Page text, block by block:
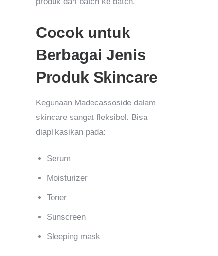
Cocok untuk
Berbagai Jenis
Produk Skincare
Kegunaan Madecassoside dalam
skincare sangat fleksibel. Bisa
diaplikasikan pada:
Serum
Moisturizer
Toner
Sunscreen
Sleeping mask